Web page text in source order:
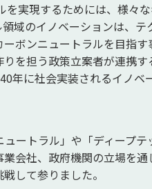
実現するためには、様々
域のイノベーションは、
ボンニュートラルを目指
を担う政策立案者が連携す
年に社会実装されるイノベ
ートラル」や「ディープ
会社、政府機関の立場を
して参りました。